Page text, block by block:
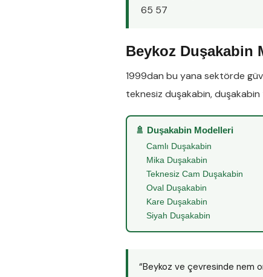
65 57
Beykoz Duşakabin
1999dan bu yana sektörde
teknesiz duşakabin,duşakabin
🚿 Duşakabin Modelleri
Camlı Duşakabin
Mika Duşakabin
Teknesiz Cam Duşakabin
Oval Duşakabin
Kare Duşakabin
Siyah Duşakabin
“Beykoz ve çevresinde nem